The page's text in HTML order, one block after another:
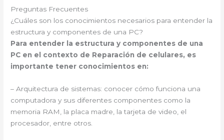
Preguntas Frecuentes
¿Cuáles son los conocimientos necesarios para entender la
estructura y componentes de una PC?
Para entender la estructura y componentes de una
PC en el contexto de Reparación de celulares, es
importante tener conocimientos en:
– Arquitectura de sistemas: conocer cómo funciona una
computadora y sus diferentes componentes como la
memoria RAM, la placa madre, la tarjeta de video, el
procesador, entre otros.